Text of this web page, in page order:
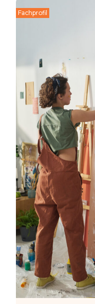
Fachprofil